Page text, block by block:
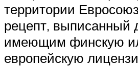
территории
рецепт, выписанный
имеющим финскую
европейскую